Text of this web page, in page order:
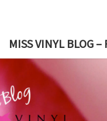
content
MISS VINYL BLOG